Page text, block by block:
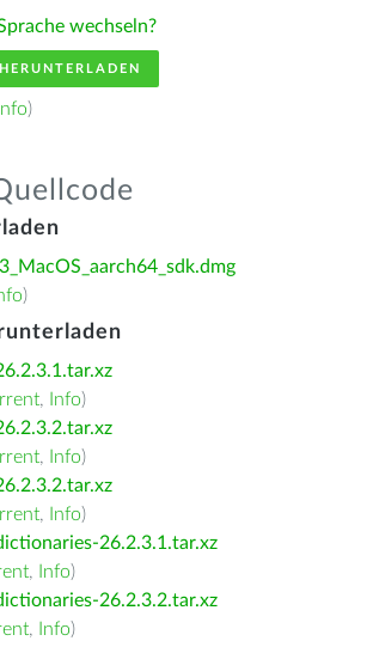
wechseln?
Info)
)
, Info)
, Info)
, Info)
26.2.3.1.tar.xz
, Info)
26.2.3.2.tar.xz
, Info)